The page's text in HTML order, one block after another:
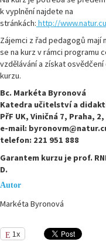
k vyplnění najdete na
stránkách: http://
Zájemci z řad pedagogů mají
se na kurz v rámci programu
vzdělávání a získat
kurzu.
Bc. Markéta Byronová
Katedra učitelství a
PřF UK, Viničná 7, Praha, 2,
e-mail:
telefon: 221 951 888
Garantem kurzu je prof.
D.
Autor
Markéta Byronová
1x